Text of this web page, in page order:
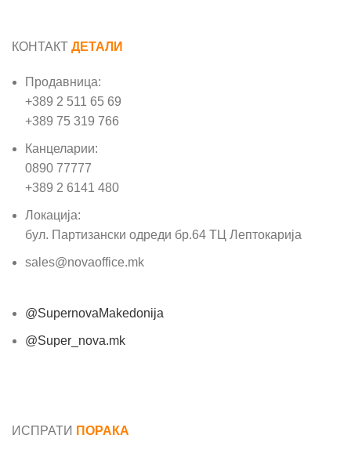
КОНТАКТ ДЕТАЛИ
Продавница:
+389 2 511 65 69
+389 75 319 766
Канцеларии:
0890 77777
+389 2 6141 480
Локација:
бул. Партизански одреди бр.64 ТЦ Лептокарија
sales@novaoffice.mk
@SupernovaMakedonija
@Super_nova.mk
ИСПРАТИ ПОРАКА